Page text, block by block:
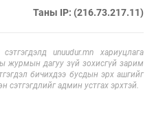
Таны IP: (216.73.217.11)
unuudur.mn хариуцлага
журмын дагуу зүй зохисгүй зарим
бичихдээ бусдын эрх ашгийг
сэтгэгдлийг админ устгах эрхтэй.